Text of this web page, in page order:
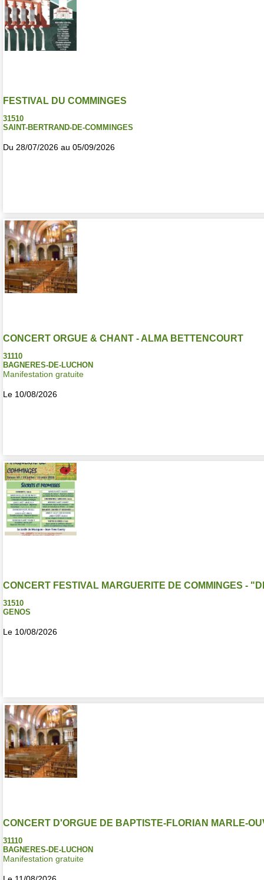
FESTIVAL DU COMMINGES
31510
SAINT-BERTRAND-DE-COMMINGES
Du 28/07/2026 au 05/09/2026
CONCERT ORGUE & CHANT - ALMA BETTENCOURT
31110
BAGNERES-DE-LUCHON
Manifestation gratuite
Le 10/08/2026
CONCERT FESTIVAL MARGUERITE DE COMMINGES -
31510
GENOS
Le 10/08/2026
CONCERT D'ORGUE DE BAPTISTE-FLORIAN MARLE-
31110
BAGNERES-DE-LUCHON
Manifestation gratuite